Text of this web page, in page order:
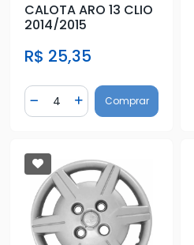
CALOTA ARO 13 CLIO
2014/2015
R$ 25,35
Diminuir Quantidade
Quantidade
Adicionar Quantidade
Comprar